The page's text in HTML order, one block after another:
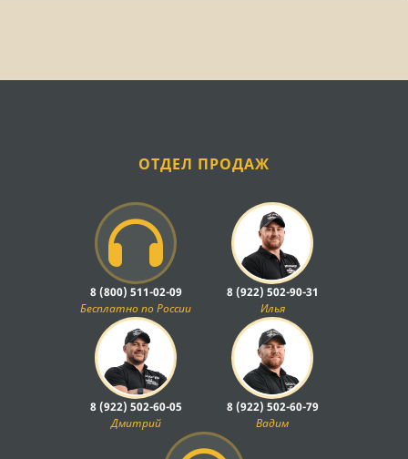
ОТДЕЛ ПРОДАЖ
8 (800) 511-02-09
Бесплатно по России
8 (922) 502-90-31
Илья
8 (922) 502-60-05
Дмитрий
8 (922) 502-60-79
Вадим